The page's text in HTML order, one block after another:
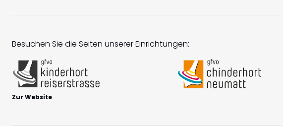
Besuchen Sie die Seiten unserer Einrichtungen:
Zur Website